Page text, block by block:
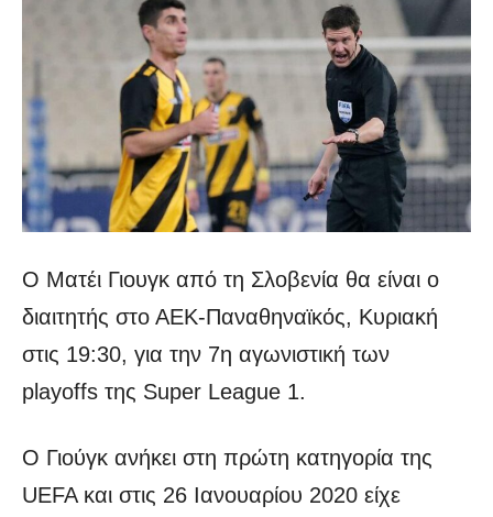
Ο Ματέι Γιουγκ από τη Σλοβενία θα είναι ο
διαιτητής στο ΑΕΚ-Παναθηναϊκός, Κυριακή
στις 19:30, για την 7η αγωνιστική των
playoffs της Super League 1.
Ο Γιούγκ ανήκει στη πρώτη κατηγορία της
UEFA και στις 26 Ιανουαρίου 2020 είχε